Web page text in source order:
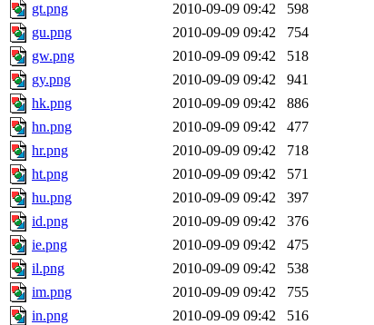
gt.png
2010-09-09 09:42
598
gu.png
2010-09-09 09:42
754
gw.png
2010-09-09 09:42
518
gy.png
2010-09-09 09:42
941
hk.png
2010-09-09 09:42
886
hn.png
2010-09-09 09:42
477
hr.png
2010-09-09 09:42
718
ht.png
2010-09-09 09:42
571
hu.png
2010-09-09 09:42
397
id.png
2010-09-09 09:42
376
ie.png
2010-09-09 09:42
475
il.png
2010-09-09 09:42
538
im.png
2010-09-09 09:42
755
in.png
2010-09-09 09:42
516